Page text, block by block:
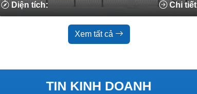
Diện tích: Chi tiết
Xem tất cả
TIN KINH DOANH